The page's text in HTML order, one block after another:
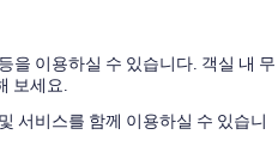
을 이용하실 수 있습니다. 객실 내 무
보세요.
서비스를 함께 이용하실 수 있습니